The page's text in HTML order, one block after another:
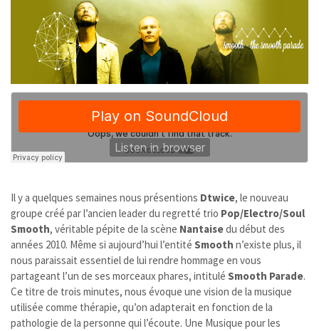
Il y a quelques semaines nous présentions Dtwice, le nouveau
groupe créé par l’ancien leader du regretté trio Pop/Electro/Soul
Smooth, véritable pépite de la scène Nantaisedu début des
années 2010. Même si aujourd’hui l’entité Smooth n’existe plus, il
nous paraissait essentiel de lui rendre hommage en vous
partageant l’un de ses morceaux phares, intitulé Smooth Parade.
Ce titre de trois minutes, nous évoque une vision de la musique
utilisée comme thérapie, qu’on adapterait en fonction de la
pathologie de la personne qui l’écoute. Une Musique pour les